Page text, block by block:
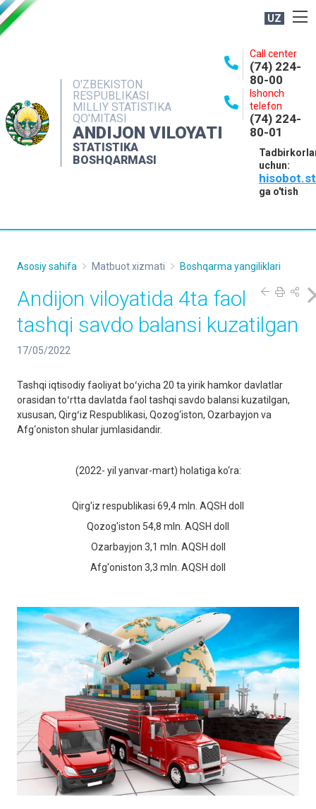
UZ
O'ZBEKISTON
RESPUBLIKASI
MILLIY STATISTIKA
QO'MITASI
ANDIJON VILOYATI
STATISTIKA
BOSHQARMASI
Call center
(74) 224-
80-00
Ishonch
telefon
(74) 224-
80-01
uchun:
ga o'tish
NASHRLAR
INTERAKTIV XIZMATLAR
MATBUOT XIZMATI
MUROJAATLAR
Asosiy sahifa Matbuot xizmati Boshqarma yangiliklari
Andijon viloyatida 4ta faol
tashqi savdo balansi kuzatilgan
17/05/2022
Tashqi iqtisodiy faoliyat boʻyicha 20 ta yirik hamkor davlatlar
orasidan toʻrtta davlatda faol tashqi savdo balansi kuzatilgan,
xususan, Qirgʻiz Respublikasi, Qozog‘iston, Ozarbayjon va
Afg‘oniston shular jumlasidandir.
(2022- yil yanvar-mart) holatiga ko‘ra:
Qirg'iz respublikasi 69,4 mln. AQSH doll
Qozog'iston 54,8 mln. AQSH doll
Ozarbayjon 3,1 mln. AQSH doll
Afg'oniston 3,3 mln. AQSH doll